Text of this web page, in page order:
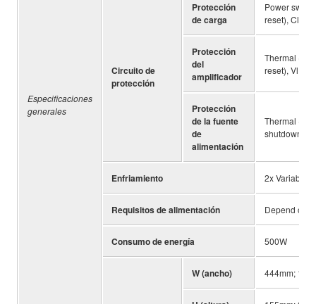
Especificaciones
generales
Circuito de
protección
Protección
de carga
Power
reset), Clip
Protección
del
amplificador
Thermal
reset), Vl
Protección
de la fuente
de
alimentación
Thermal
shutdown/
Enfriamiento 2x Variable-
Requisitos de alimentación Depend on
Consumo de energía 500W
W (ancho) 444mm; 17-